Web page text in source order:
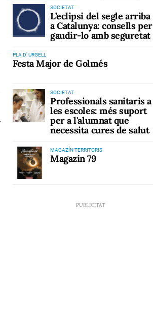
SOCIETAT
L’eclipsi del segle arriba
a Catalunya: consells per
gaudir-lo amb seguretat
PLA D' URGELL
Festa Major de Golmés
SOCIETAT
Professionals sanitaris a
les escoles: més suport
per a l'alumnat que
necessita cures de salut
MAGAZÍN TERRITORIS
Magazín 79